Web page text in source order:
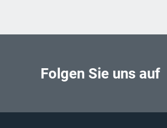
Folgen Sie uns auf